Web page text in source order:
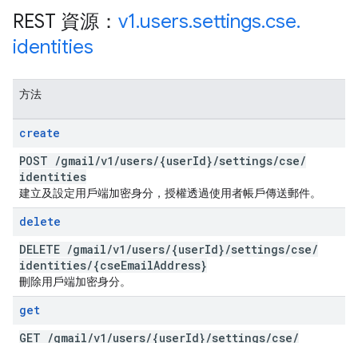
REST 資源： v1.users.settings.cse.
identities
方法
create
POST /gmail/v1 /users/{userId}/settings/cse/
identities
建立及設定用戶端加密身分，授權透過使用者帳戶傳送郵件。
delete
DELETE /gmail/v1 /users/{userId}/settings/cse/
identities/{cseEmailAddress}
刪除用戶端加密身分。
get
GET /gmail/v1 /users/{userId}/settings/cse/